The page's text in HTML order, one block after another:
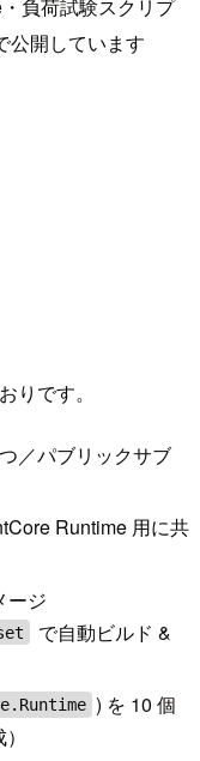
負荷試験スクリプ
公開しています
りです。
／パブリックサブ
Runtime 用に共
ージ
で自動ビルド &
) を 10 個